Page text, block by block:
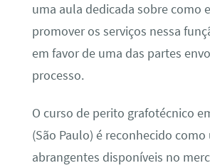
uma aula dedicada sobre como
promover os serviços nessa
em favor de uma das partes
processo.
O curso de perito grafotécnico
(São Paulo) é reconhecido
abrangentes disponíveis no